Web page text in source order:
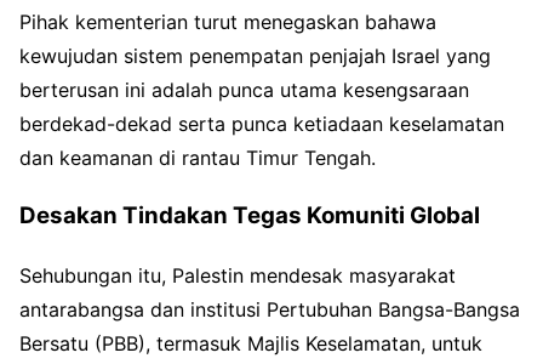
Pihak kementerian turut menegaskan bahawa
kewujudan sistem penempatan penjajah Israel yang
berterusan ini adalah punca utama kesengsaraan
berdekad-dekad serta punca ketiadaan keselamatan
dan keamanan di rantau Timur Tengah.
Desakan Tindakan Tegas Komuniti Global
Sehubungan itu, Palestin mendesak masyarakat
antarabangsa dan institusi Pertubuhan Bangsa-Bangsa
Bersatu (PBB), termasuk Majlis Keselamatan, untuk